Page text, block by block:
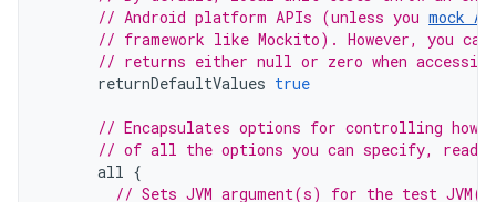
// Android platform APIs (unless you mock
// framework like Mockito). However, you
// returns either null or zero when
returnDefaultValues true
// Encapsulates options for controlling
// of all the options you can specify, read
all {
// Sets JVM argument(s) for the test